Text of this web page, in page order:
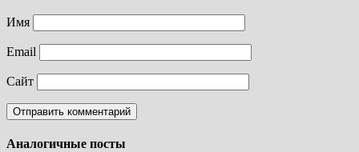
Имя
Email
Сайт
Аналогичные посты